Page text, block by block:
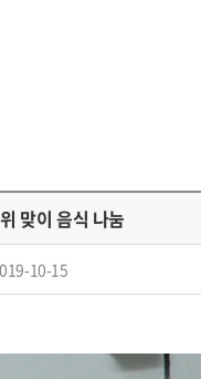
맞이 음식 나눔
10-15